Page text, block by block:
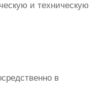
и техническую
в